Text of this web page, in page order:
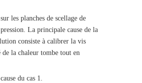
les planches de scellage de
La principale cause de la
consiste à calibrer la vis
la chaleur tombe tout en
du cas 1.